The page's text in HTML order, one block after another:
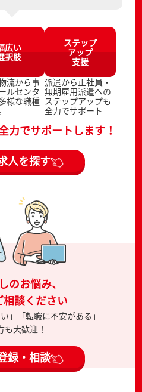
広い
択肢
流から事
ルセンタ
様な職種
ステップ
アップ
支援
派遣から正社員・
無期雇用派遣への
ステップアップも
全力でサポート
力でサポートします！
人を探す
のお悩み、
談ください
」「転職に不安がある」
も大歓迎！
録・相談